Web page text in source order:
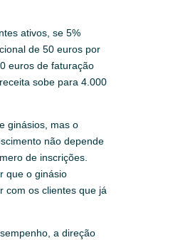
ativos, se 5%
de 50 euros por
euros de faturação
sobe para 4.000
ginásios, mas o
não depende
de inscrições.
que o ginásio
com os clientes que já
a direção